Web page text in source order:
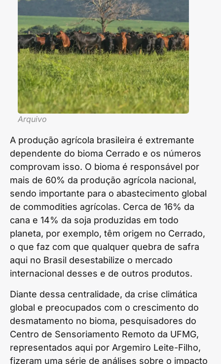
Arquivo
A produção agrícola brasileira é extremante
dependente do bioma Cerrado e os números
comprovam isso. O bioma é responsável por
mais de 60% da produção agrícola nacional,
sendo importante para o abastecimento global
de commodities agrícolas. Cerca de 16% da
cana e 14% da soja produzidas em todo
planeta, por exemplo, têm origem no Cerrado,
o que faz com que qualquer quebra de safra
aqui no Brasil desestabilize o mercado
internacional desses e de outros produtos.
Diante dessa centralidade, da crise climática
global e preocupados com o crescimento do
desmatamento no bioma, pesquisadores do
Centro de Sensoriamento Remoto da UFMG,
representados aqui por Argemiro Leite-Filho,
fizeram uma série de análises sobre o impacto